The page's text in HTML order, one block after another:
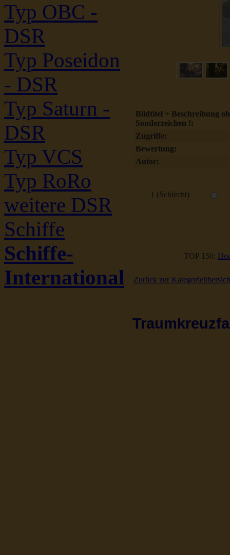
Typ OBC -
DSR
Typ Poseidon
- DSR
Typ Saturn -
DSR
Typ VCS
Typ RoRo
weitere DSR
Schiffe
Schiffe-
International
Bildtitel + Beschreibung
Sonderzeichen !:
Zugriffe:
Bewertung:
Autor:
1 (Schlecht)
TOP 150:
Zurück zur